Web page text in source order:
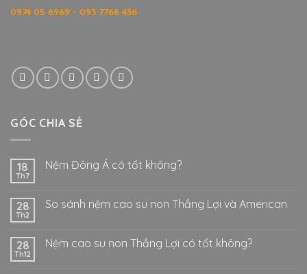
0974 05 6969 - 093 7766 436
GÓC CHIA SẺ
18
Th7
Nệm Đông Á có tốt không?
28
Th2
So sánh nệm cao su non Thắng Lợi và American
28
Th12
Nệm cao su non Thắng Lợi có tốt không?